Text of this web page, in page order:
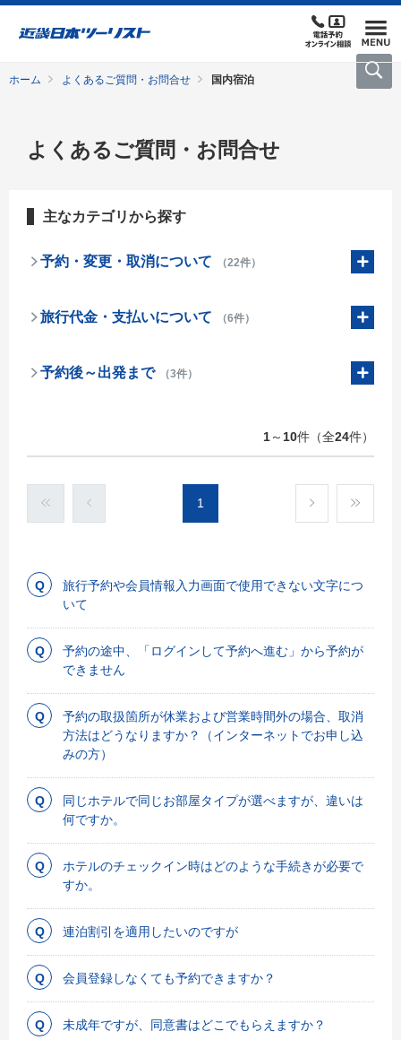
ホーム よくあるご質問・お問合せ 国内宿泊
よくあるご質問・お問合せ
主なカテゴリから探す
予約・変更・取消について （22件）
旅行代金・支払いについて （6件）
予約後～出発まで （3件）
1～ 10件（全24件）
1
旅行予約や会員情報入力画面で使用できない文字につ
いて
予約の途中、「ログインして予約へ進む」から予約が
できません
予約の取扱箇所が休業および営業時間外の場合、取消
方法はどうなりますか？（インターネットでお申し込
みの方）
同じホテルで同じお部屋タイプが選べますが、違いは
何ですか。
ホテルのチェックイン時はどのような手続きが必要で
すか。
連泊割引を適用したいのですが
会員登録しなくても予約できますか？
未成年ですが、同意書はどこでもらえますか？